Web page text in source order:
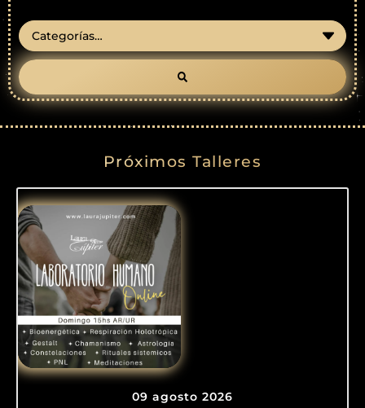
Próximos Talleres
09 agosto 2026